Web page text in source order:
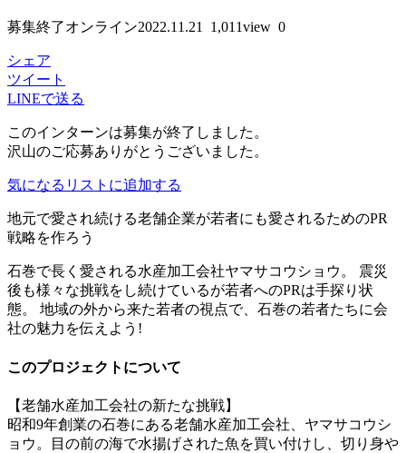
募集終了オンライン2022.11.21 1,011view 0
シェア
ツイート
LINEで送る
このインターンは募集が終了しました。
沢山のご応募ありがとうございました。
気になるリストに追加する
地元で愛され続ける老舗企業が若者にも愛されるためのPR
戦略を作ろう
石巻で長く愛される水産加工会社ヤマサコウショウ。 震災
後も様々な挑戦をし続けているが若者へのPRは手探り状
態。 地域の外から来た若者の視点で、石巻の若者たちに会
社の魅力を伝えよう!
このプロジェクトについて
【老舗水産加工会社の新たな挑戦】
昭和9年創業の石巻にある老舗水産加工会社、ヤマサコウシ
ョウ。目の前の海で水揚げされた魚を買い付けし、切り身や